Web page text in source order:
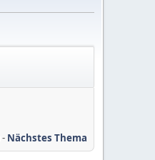
- Nächstes Thema